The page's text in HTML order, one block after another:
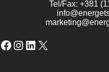
Tel/Fax: +381
Facebook
Instagram
LinkedIn
X